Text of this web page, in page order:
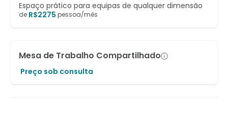
Espaço prático para equipas de qualquer dimensão
de R$2275 pessoa/mês
Mesa de Trabalho Compartilhado
Preço sob consulta